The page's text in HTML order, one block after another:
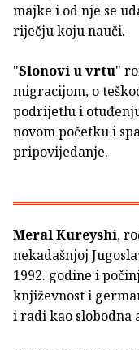
majke i od nje se
riječju koju nauči.
"Slonovi u vrtu"
migracijom, o
podrijetlu i
novom početku i
pripovijedanje.
Meral Kureyshi,
nekadašnjoj
1992. godine i
književnost i
i radi kao slobodna